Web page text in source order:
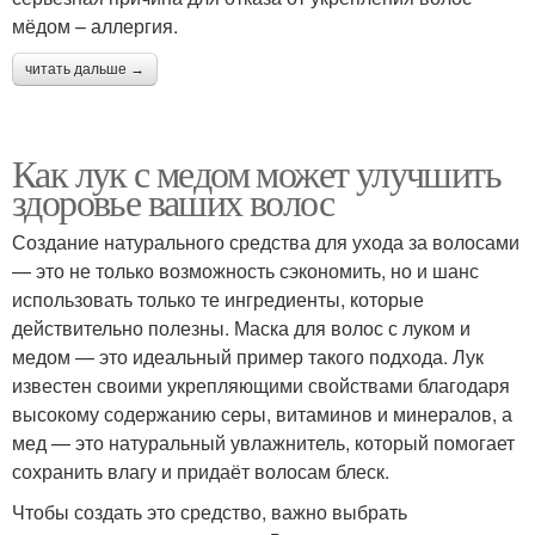
мёдом – аллергия.
читать дальше →
Как лук с медом может улучшить
здоровье ваших волос
Создание натурального средства для ухода за волосами
— это не только возможность сэкономить, но и шанс
использовать только те ингредиенты, которые
действительно полезны. Маска для волос с луком и
медом — это идеальный пример такого подхода. Лук
известен своими укрепляющими свойствами благодаря
высокому содержанию серы, витаминов и минералов, а
мед — это натуральный увлажнитель, который помогает
сохранить влагу и придаёт волосам блеск.
Чтобы создать это средство, важно выбрать